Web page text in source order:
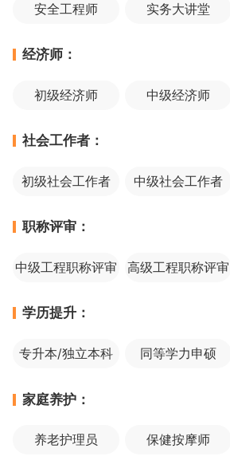
安全工程师 实务大讲堂
经济师：
初级经济师 中级经济师
社会工作者：
初级社会工作者 中级社会工作者
职称评审：
中级工程职称评审 高级工程职称评审
学历提升：
专升本/独立本科 同等学力申硕
家庭养护：
养老护理员 保健按摩师